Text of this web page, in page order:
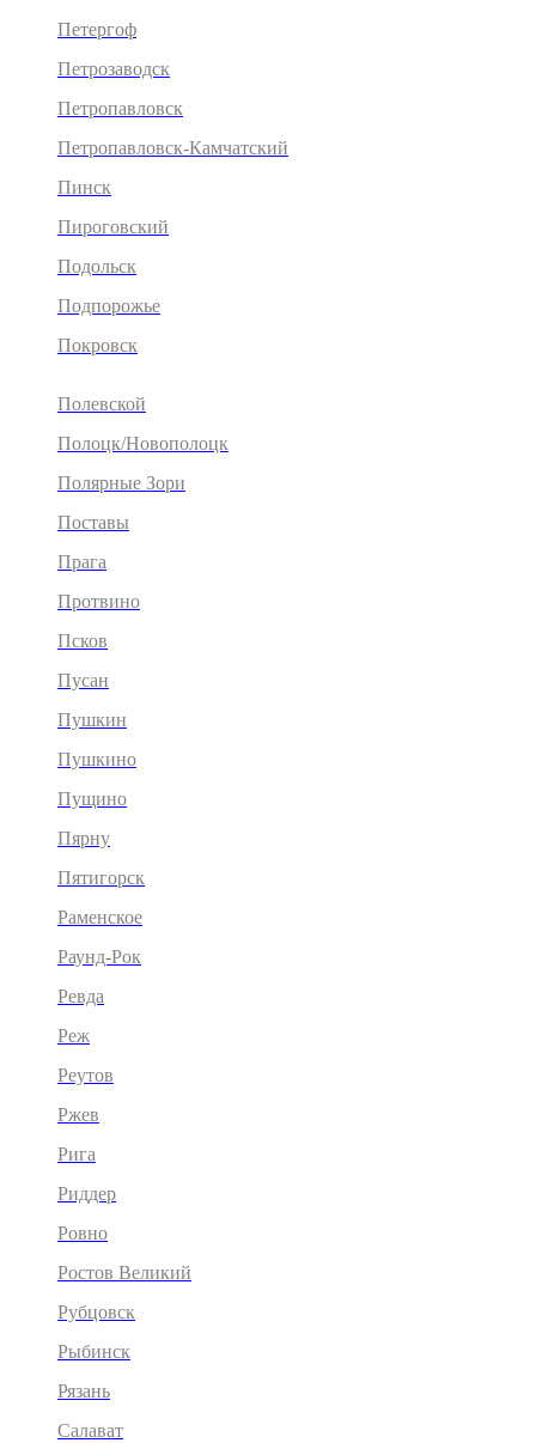
Петергоф
Петрозаводск
Петропавловск
Петропавловск-Камчатский
Пинск
Пироговский
Подольск
Подпорожье
Покровск
Полевской
Полоцк/Новополоцк
Полярные Зори
Поставы
Прага
Протвино
Псков
Пусан
Пушкин
Пушкино
Пущино
Пярну
Пятигорск
Раменское
Раунд-Рок
Ревда
Реж
Реутов
Ржев
Рига
Риддер
Ровно
Ростов Великий
Рубцовск
Рыбинск
Рязань
Салават